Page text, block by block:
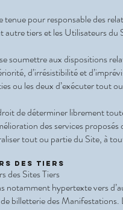
tenue pour responsable des
tiers et les Utilisateurs
soumettre aux dispositions
d’irrésistibilité et
ou les deux d’exécuter tout
de déterminer librement
des services
tout ou partie du Site, à
des tiers
des Sites Tiers
notamment hypertexte vers
billetterie des Manifestations.